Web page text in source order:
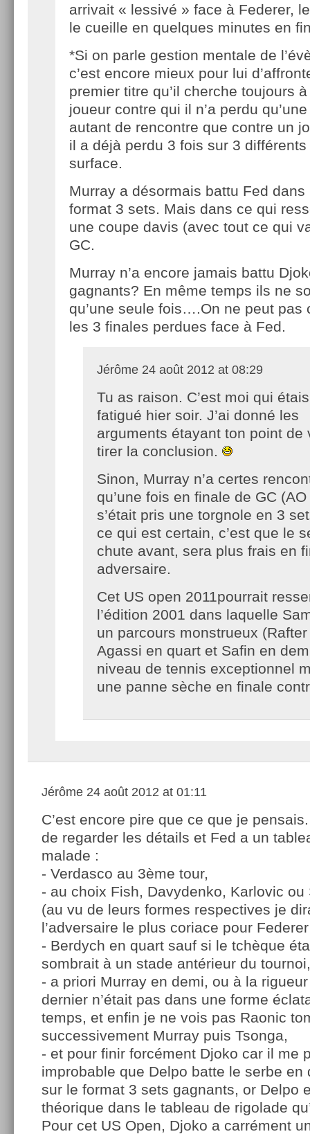
arrivait « lessivé » face à Federer,
le cueille en quelques minutes en
*Si on parle gestion mentale de
c’est encore mieux pour lui
premier titre qu’il cherche toujours
joueur contre qui il n’a perdu
autant de rencontre que contre un
il a déjà perdu 3 fois sur 3
surface.
Murray a désormais battu Fed
format 3 sets. Mais dans ce qui
une coupe davis (avec tout ce qui
GC.
Murray n’a encore jamais battu
gagnants? En même temps ils ne
qu’une seule fois….On ne peut pas
les 3 finales perdues face à Fed.
Jérôme 24 août 2012 at 08:29
Tu as raison. C’est moi qui étais
fatigué hier soir. J’ai donné les
arguments étayant ton point de
tirer la conclusion.
Sinon, Murray n’a certes
qu’une fois en finale de GC
s’était pris une torgnole en 3
ce qui est certain, c’est que le
chute avant, sera plus frais en
adversaire.
Cet US open 2011pourrait
l’édition 2001 dans laquelle
un parcours monstrueux
Agassi en quart et Safin en
niveau de tennis exceptionnel
une panne sèche en finale
Jérôme 24 août 2012 at 01:11
C’est encore pire que ce que je
de regarder les détails et Fed a un
malade :
- Verdasco au 3ème tour,
- au choix Fish, Davydenko, Karlovic
(au vu de leurs formes respectives je
l’adversaire le plus coriace pour
- Berdych en quart sauf si le tchèque
sombrait à un stade antérieur du tournoi,
- a priori Murray en demi, ou à la
dernier n’était pas dans une forme
temps, et enfin je ne vois pas Raonic
successivement Murray puis Tsonga,
- et pour finir forcément Djoko car il me
improbable que Delpo batte le serbe en
sur le format 3 sets gagnants, or Delpo
théorique dans le tableau de rigolade
Pour cet US Open, Djoko a carrément